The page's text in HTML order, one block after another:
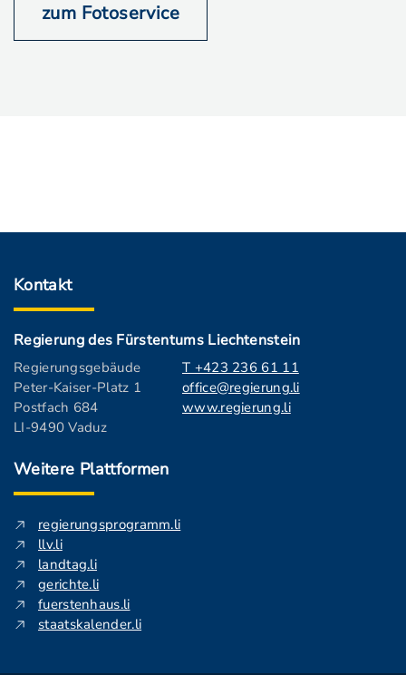
zum Fotoservice
Kontakt
Regierung des Fürstentums Liechtenstein
Regierungsgebäude
Peter-Kaiser-Platz 1
Postfach 684
LI-9490 Vaduz
T +423 236 61 11
office@regierung.li
www.regierung.li
Weitere Plattformen
regierungsprogramm.li
llv.li
landtag.li
gerichte.li
fuerstenhaus.li
staatskalender.li